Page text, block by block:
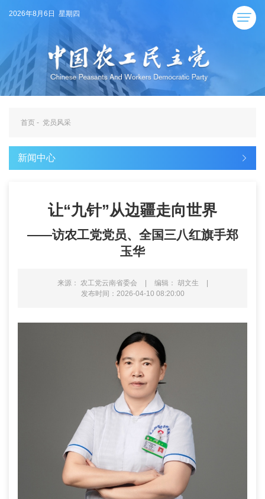
2026年8月6日 星期四
首页 - 党员风采
新闻中心
让“九针”从边疆走向世界
——访农工党党员、全国三八红旗手郑
玉华
来源： 农工党云南省委会 | 编辑： 胡文生
|
发布时间：2026-04-10 08:20:00